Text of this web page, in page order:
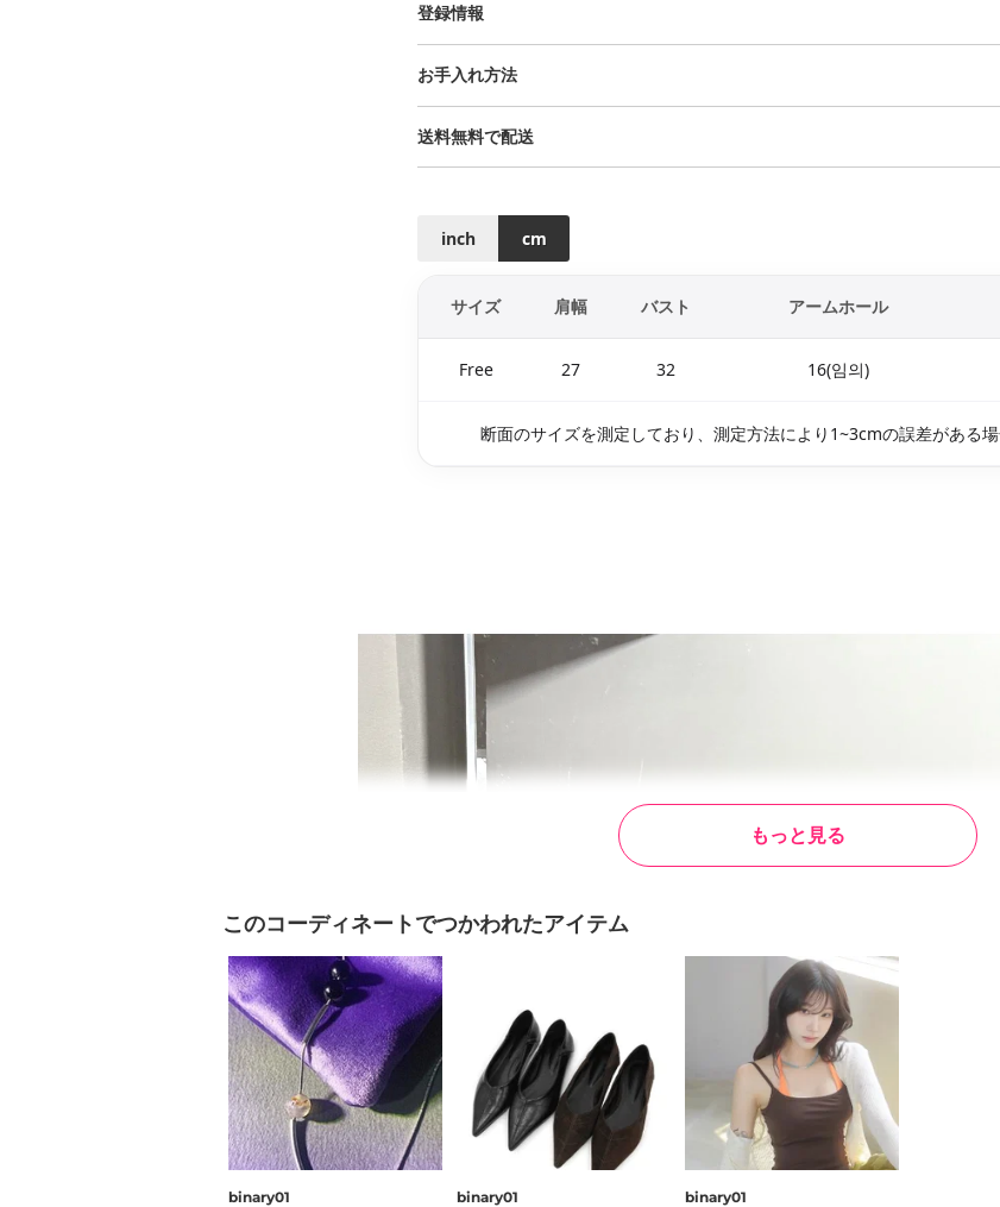
もっと見る
登録情報
お手入れ方法
送料無料で配送
inch cm
サイズ 肩幅 バスト アームホール
Free 27 32 16(임의)
断面のサイズを測定しており、測定方法により1~3cmの誤差がある場
このコーディネートでつかわれたアイテム
binary01 binary01 binary01